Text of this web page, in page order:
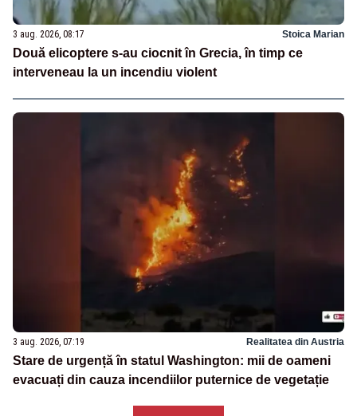
3 aug. 2026, 08:17 Stoica Marian
Două elicoptere s-au ciocnit în Grecia, în timp ce
interveneau la un incendiu violent
3 aug. 2026, 07:19 Realitatea din Austria
Stare de urgență în statul Washington: mii de oameni
evacuați din cauza incendiilor puternice de vegetație